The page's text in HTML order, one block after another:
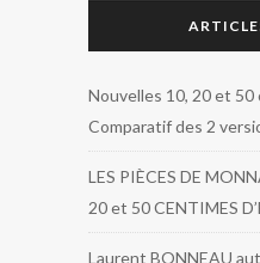
Nouvelles 10, 20 et 50
Comparatif des 2
LES PIÈCES DE
20 et 50 CENTIMES
Laurent BONNEAU